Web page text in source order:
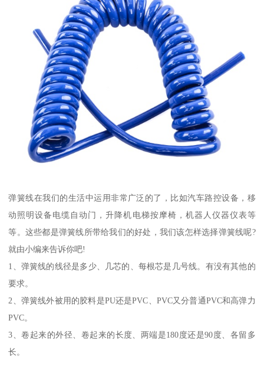
弹簧线在我们的生活中运用非常广泛的了，比如汽车路控设备，移
动照明设备电缆自动门，升降机电梯按摩椅，机器人仪器仪表等
等。这些都是弹簧线所带给我们的好处，我们该怎样选择弹簧线呢?
就由小编来告诉你吧!
1、弹簧线的线径是多少、几芯的、每根芯是几号线。有没有其他的
要求。
2、弹簧线外被用的胶料是PU还是PVC、PVC又分普通PVC和高弹力
PVC。
3、卷起来的外径、卷起来的长度、两端是180度还是90度、各留多
长。